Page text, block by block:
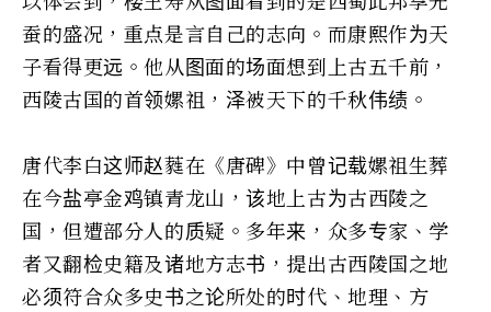
蚕的盛况，重点是言自己的志向。而康熙作为天
子看得更远。他从图面的场面想到上古五千前，
西陵古国的首领嫘祖，泽被天下的千秋伟绩。
唐代李白这师赵蕤在《唐碑》中曾记载嫘祖生葬
在今盐亭金鸡镇青龙山，该地上古为古西陵之
国，但遭部分人的质疑。多年来，众多专家、学
者又翻检史籍及诸地方志书，提出古西陵国之地
必须符合众多史书之论所处的时代、地理、方